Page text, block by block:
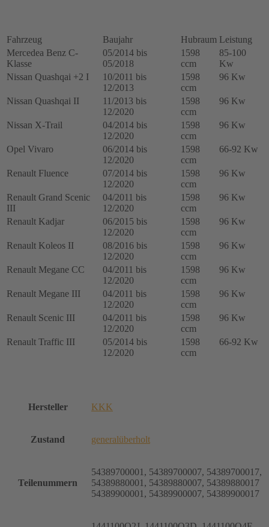
Fahrzeug Baujahr Hubraum Leistung
Mercedea Benz C-
Klasse
05/2014 bis
05/2018
1598
ccm
85-100
Kw
Nissan Quashqai +2 I
10/2011 bis
12/2013
1598
ccm
96 Kw
Nissan Quashqai II
11/2013 bis
12/2020
1598
ccm
96 Kw
Nissan X-Trail
04/2014 bis
12/2020
1598
ccm
96 Kw
Opel Vivaro
06/2014 bis
12/2020
1598
ccm
66-92 Kw
Renault Fluence
07/2014 bis
12/2020
1598
ccm
96 Kw
Renault Grand Scenic
III
04/2011 bis
12/2020
1598
ccm
96 Kw
Renault Kadjar
06/2015 bis
12/2020
1598
ccm
96 Kw
Renault Koleos II
08/2016 bis
12/2020
1598
ccm
96 Kw
Renault Megane CC
04/2011 bis
12/2020
1598
ccm
96 Kw
Renault Megane III
04/2011 bis
12/2020
1598
ccm
96 Kw
Renault Scenic III
04/2011 bis
12/2020
1598
ccm
96 Kw
Renault Traffic III
05/2014 bis
12/2020
1598
ccm
66-92 Kw
Hersteller KKK
Zustand generalüberholt
Teilenummern
54389700001, 54389700007, 54389700017,
54389880001, 54389880007, 54389880017
54389900001, 54389900007, 54389900017